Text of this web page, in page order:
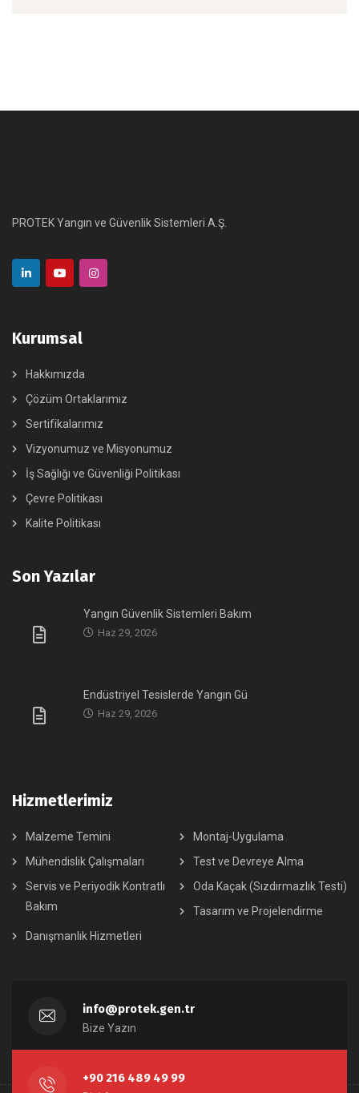
PROTEK Yangın ve Güvenlik Sistemleri A.Ş.
Kurumsal
Hakkımızda
Çözüm Ortaklarımız
Sertifikalarımız
Vizyonumuz ve Misyonumuz
İş Sağlığı ve Güvenliği Politikası
Çevre Politikası
Kalite Politikası
Son Yazılar
Yangın Güvenlik Sistemleri Bakım
Haz 29, 2026
Endüstriyel Tesislerde Yangın Gü
Haz 29, 2026
Hizmetlerimiz
Malzeme Temini
Montaj-Uygulama
Mühendislik Çalışmaları
Test ve Devreye Alma
Servis ve Periyodik Kontratlı
Bakım
Oda Kaçak (Sızdırmazlık Testi)
Tasarım ve Projelendirme
Danışmanlık Hizmetleri
info@protek.gen.tr
Bize Yazın
+90 216 489 49 99